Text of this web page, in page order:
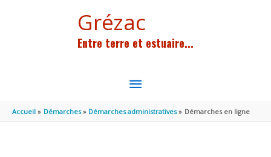
Grézac
Entre terre et estuaire...
MENU
PRINCIPAL
Accueil Démarches Démarches administratives Démarches en ligne